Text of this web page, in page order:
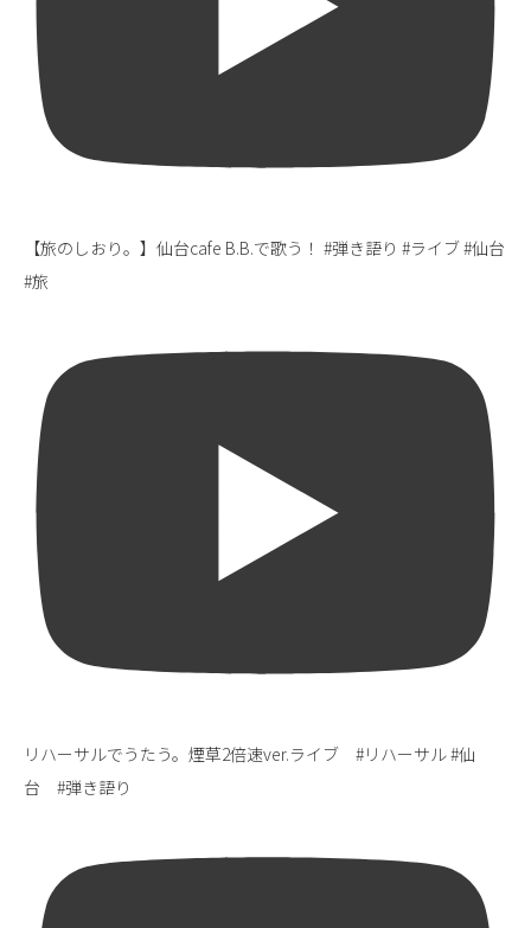
【旅のしおり。】仙台cafe B.B.で歌う！ #弾き語り #ライブ #仙台
#旅
リハーサルでうたう。煙草2倍速ver.ライブ #リハーサル #仙
台 #弾き語り